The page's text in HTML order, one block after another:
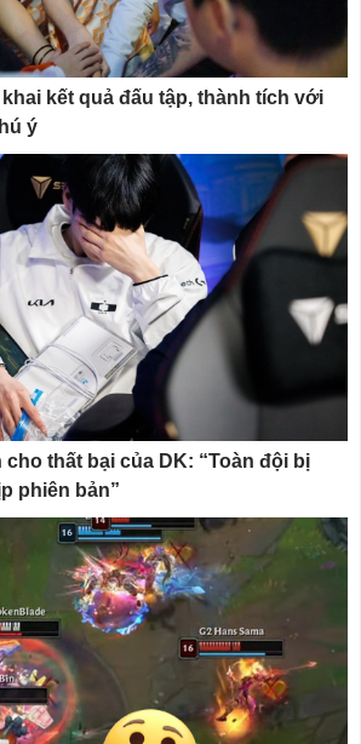
khai kết quả đấu tập, thành tích với
ý
cho thất bại của DK: “Toàn đội bị
phiên bản”